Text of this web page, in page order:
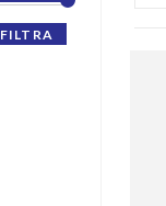
FILTRA